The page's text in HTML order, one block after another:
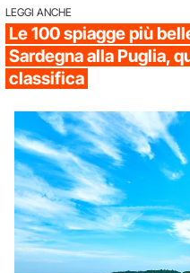
LEGGI ANCHE
Le 100 spiagge più
Sardegna alla Puglia,
classifica